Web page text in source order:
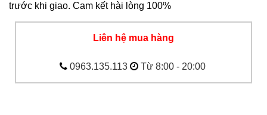
trước khi giao. Cam kết hài lòng 100%
Liên hệ mua hàng
0963.135.113 Từ 8:00 - 20:00